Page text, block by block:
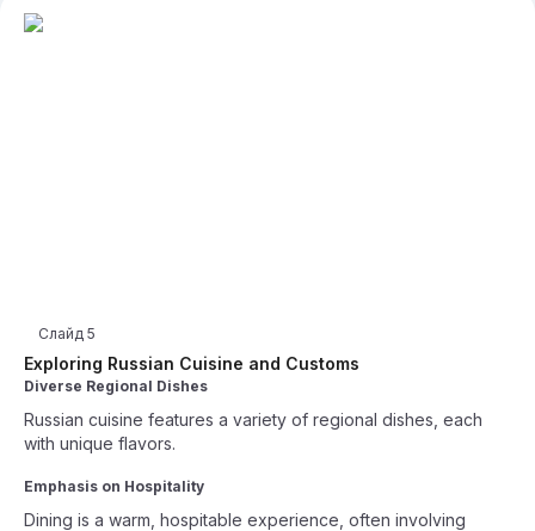
Exploring Russian Cuisine and Customs
Слайд 5
Diverse Regional Dishes
Russian cuisine features a variety of regional dishes, each
with unique flavors.
Emphasis on Hospitality
Dining is a warm, hospitable experience, often involving